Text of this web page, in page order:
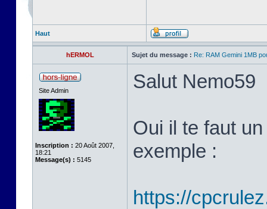
Haut
hERMOL Sujet du message : Re: RAM Gemini 1MB
Site Admin
Inscription : 20 Août 2007,
18:21
Message(s) : 5145
Salut Nemo59
Oui il te faut
exemple :
https://